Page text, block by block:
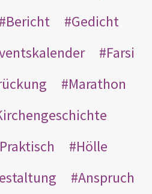
Bericht
Gedicht
Farsi
Marathon
Praktisch
Hölle
Anspruch